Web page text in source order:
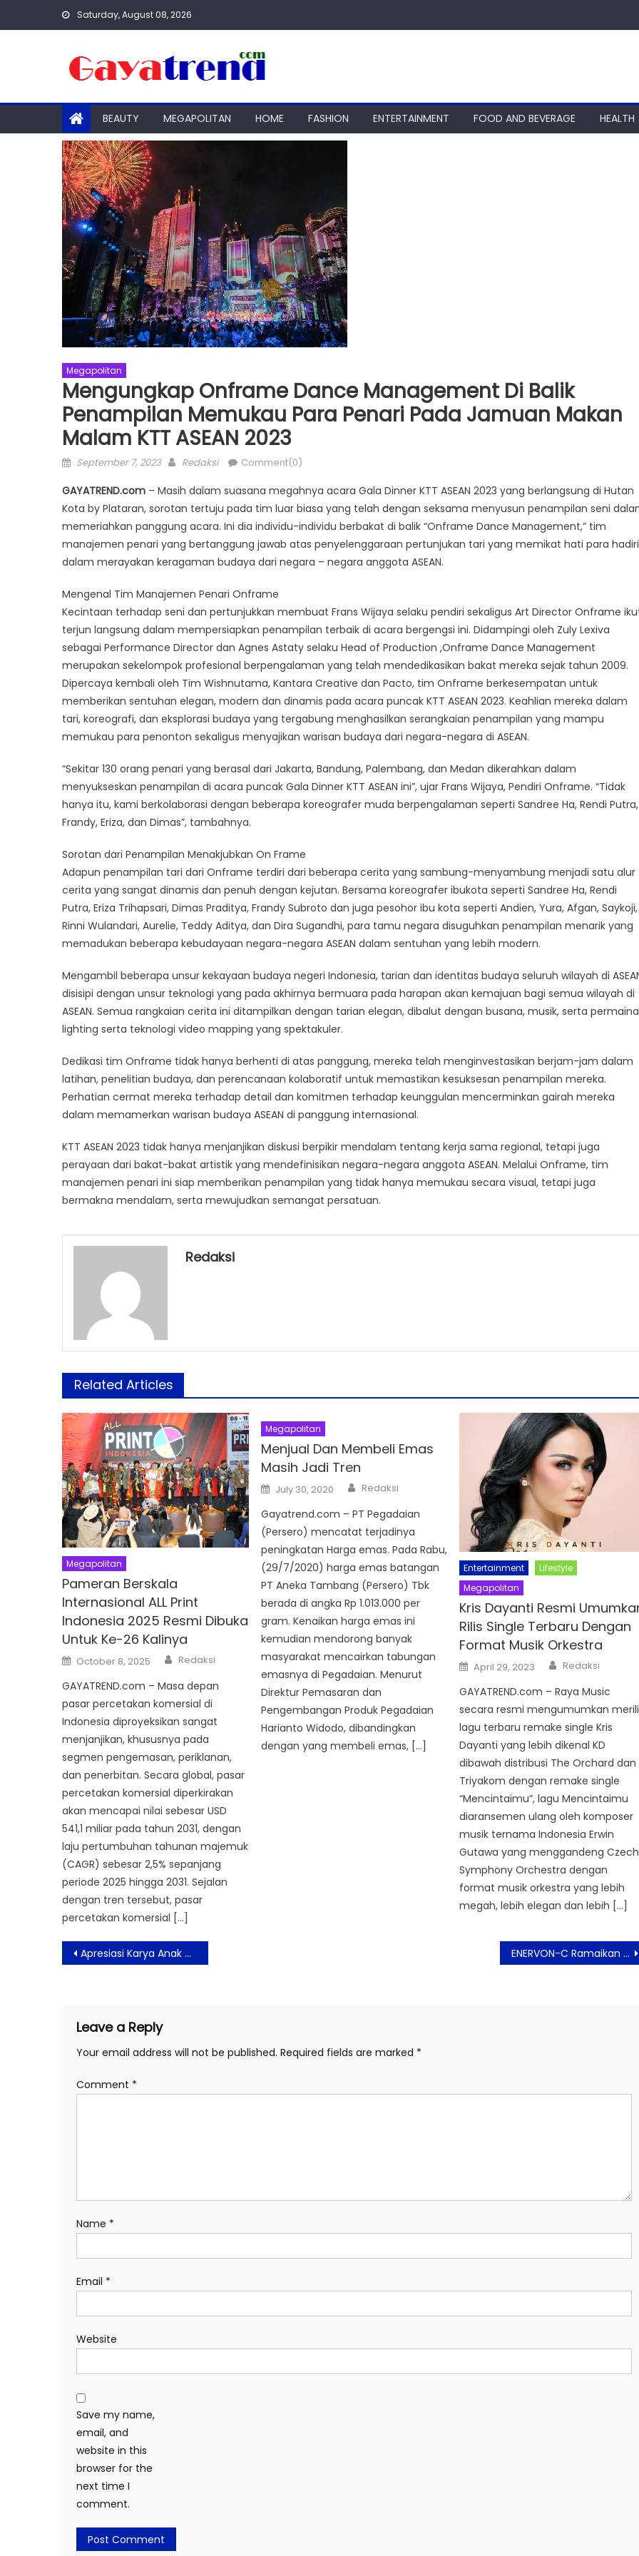
Saturday, August 08, 2026
BEAUTY MEGAPOLITAN HOME FASHION ENTERTAINMENT FOOD AND BEVERAGE HEALTH
Megapolitan
Mengungkap Onframe Dance Management Di Balik
Penampilan Memukau Para Penari Pada Jamuan Makan
Malam KTT ASEAN 2023
Posted
September 7, 2023 Author
Redaksi Comment(0)
GAYATREND.com – Masih dalam suasana megahnya acara Gala Dinner KTT ASEAN 2023 yang berlangsung di Hutan
Kota by Plataran, sorotan tertuju pada tim luar biasa yang telah dengan seksama menyusun penampilan seni
memeriahkan panggung acara. Ini dia individu-individu berbakat di balik “Onframe Dance Management,” tim
manajemen penari yang bertanggung jawab atas penyelenggaraan pertunjukan tari yang memikat hati para
dalam merayakan keragaman budaya dari negara – negara anggota ASEAN.
Mengenal Tim Manajemen Penari Onframe
Kecintaan terhadap seni dan pertunjukkan membuat Frans Wijaya selaku pendiri sekaligus Art Director Onframe
terjun langsung dalam mempersiapkan penampilan terbaik di acara bergengsi ini. Didampingi oleh Zuly Lexiva
sebagai Performance Director dan Agnes Astaty selaku Head of Production ,Onframe Dance Management
merupakan sekelompok profesional berpengalaman yang telah mendedikasikan bakat mereka sejak tahun 2009.
Dipercaya kembali oleh Tim Wishnutama, Kantara Creative dan Pacto, tim Onframe berkesempatan untuk
memberikan sentuhan elegan, modern dan dinamis pada acara puncak KTT ASEAN 2023. Keahlian mereka dalam
tari, koreografi, dan eksplorasi budaya yang tergabung menghasilkan serangkaian penampilan yang mampu
memukau para penonton sekaligus menyajikan warisan budaya dari negara-negara di ASEAN.
“Sekitar 130 orang penari yang berasal dari Jakarta, Bandung, Palembang, dan Medan dikerahkan dalam
menyukseskan penampilan di acara puncak Gala Dinner KTT ASEAN ini”, ujar Frans Wijaya, Pendiri Onframe. “Tidak
hanya itu, kami berkolaborasi dengan beberapa koreografer muda berpengalaman seperti Sandree Ha, Rendi Putra,
Frandy, Eriza, dan Dimas”, tambahnya.
Sorotan dari Penampilan Menakjubkan On Frame
Adapun penampilan tari dari Onframe terdiri dari beberapa cerita yang sambung-menyambung menjadi satu alur
cerita yang sangat dinamis dan penuh dengan kejutan. Bersama koreografer ibukota seperti Sandree Ha, Rendi
Putra, Eriza Trihapsari, Dimas Praditya, Frandy Subroto dan juga pesohor ibu kota seperti Andien, Yura, Afgan, Saykoji,
Rinni Wulandari, Aurelie, Teddy Aditya, dan Dira Sugandhi, para tamu negara disuguhkan penampilan menarik yang
memadukan beberapa kebudayaan negara-negara ASEAN dalam sentuhan yang lebih modern.
Mengambil beberapa unsur kekayaan budaya negeri Indonesia, tarian dan identitas budaya seluruh wilayah di
disisipi dengan unsur teknologi yang pada akhirnya bermuara pada harapan akan kemajuan bagi semua wilayah di
ASEAN. Semua rangkaian cerita ini ditampilkan dengan tarian elegan, dibalut dengan busana, musik, serta
lighting serta teknologi video mapping yang spektakuler.
Dedikasi tim Onframe tidak hanya berhenti di atas panggung, mereka telah menginvestasikan berjam-jam dalam
latihan, penelitian budaya, dan perencanaan kolaboratif untuk memastikan kesuksesan penampilan mereka.
Perhatian cermat mereka terhadap detail dan komitmen terhadap keunggulan mencerminkan gairah mereka
dalam memamerkan warisan budaya ASEAN di panggung internasional.
KTT ASEAN 2023 tidak hanya menjanjikan diskusi berpikir mendalam tentang kerja sama regional, tetapi juga
perayaan dari bakat-bakat artistik yang mendefinisikan negara-negara anggota ASEAN. Melalui Onframe, tim
manajemen penari ini siap memberikan penampilan yang tidak hanya memukau secara visual, tetapi juga
bermakna mendalam, serta mewujudkan semangat persatuan.
Redaksi
Related Articles
Megapolitan
Pameran Berskala
Internasional ALL Print
Indonesia 2025 Resmi Dibuka
Untuk Ke-26 Kalinya
Posted
on
October 8, 2025 Author
Redaksi
GAYATREND.com – Masa depan
pasar percetakan komersial di
Indonesia diproyeksikan sangat
menjanjikan, khususnya pada
segmen pengemasan, periklanan,
dan penerbitan. Secara global, pasar
percetakan komersial diperkirakan
akan mencapai nilai sebesar USD
541,1 miliar pada tahun 2031, dengan
laju pertumbuhan tahunan majemuk
(CAGR) sebesar 2,5% sepanjang
periode 2025 hingga 2031. Sejalan
dengan tren tersebut, pasar
percetakan komersial […]
Megapolitan
Menjual Dan Membeli Emas
Masih Jadi Tren
Posted
on
July 30, 2020 Author
Redaksi
Gayatrend.com – PT Pegadaian
(Persero) mencatat terjadinya
peningkatan Harga emas. Pada Rabu,
(29/7/2020) harga emas batangan
PT Aneka Tambang (Persero) Tbk
berada di angka Rp 1.013.000 per
gram. Kenaikan harga emas ini
kemudian mendorong banyak
masyarakat mencairkan tabungan
emasnya di Pegadaian. Menurut
Direktur Pemasaran dan
Pengembangan Produk Pegadaian
Harianto Widodo, dibandingkan
dengan yang membeli emas, […]
Entertainment
Lifestyle
Megapolitan
Kris Dayanti Resmi
Rilis Single Terbaru Dengan
Format Musik Orkestra
Posted
on
April 29, 2023 Author
Redaksi
GAYATREND.com – Raya Music
secara resmi mengumumkan
lagu terbaru remake single Kris
Dayanti yang lebih dikenal KD
dibawah distribusi The Orchard dan
Triyakom dengan remake single
“Mencintaimu”, lagu Mencintaimu
diaransemen ulang oleh komposer
musik ternama Indonesia Erwin
Gutawa yang menggandeng Czech
Symphony Orchestra dengan
format musik orkestra yang lebih
megah, lebih elegan dan lebih […]
Post
navigation
Apresiasi Karya Anak Bangsa, Gaung Merah Hadirkan Gaung Merah SeGALAnya di 10 Kota ENERVON-C Ramaikan Belitong Heritage City Walk Street Carnival
Leave a Reply
Your email address will not be published. Required fields are marked *
Comment *
Name *
Email *
Website
Save my name,
email, and
website in this
browser for the
next time I
comment.